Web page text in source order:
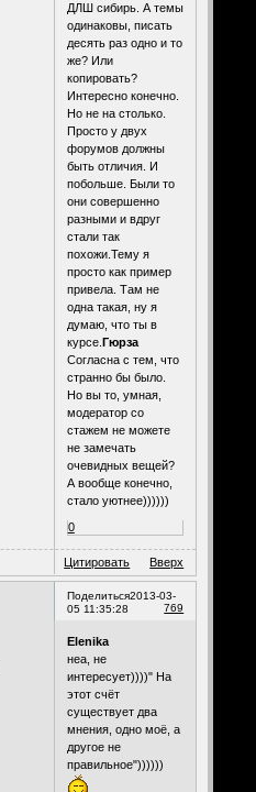
ДЛШ сибирь. А темы
одинаковы, писать
десять раз одно и то
же? Или
копировать?
Интересно конечно.
Но не на столько.
Просто у двух
форумов должны
быть отличия. И
побольше. Были то
они совершенно
разными и вдруг
стали так
похожи.Тему я
просто как пример
привела. Там не
одна такая, ну я
думаю, что ты в
курсе. Гюрза
Согласна с тем, что
странно бы было.
Но вы то, умная,
модератор со
стажем не можете
не замечать
очевидных вещей?
А вообще конечно,
стало уютнее))))))
0
Цитировать Вверх
Поделиться
769
2013-03-
05 11:35:28
Elenika
неа, не
интересует))))" На
этот счёт
существует два
мнения, одно моё, а
другое не
правильное"))))))